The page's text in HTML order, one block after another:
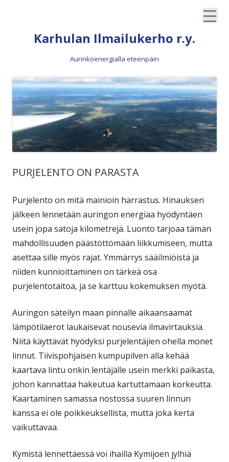
Karhulan Ilmailukerho r.y.
Aurinkoenergialla eteenpäin
PURJELENTO ON PARASTA
Purjelento on mitä mainioin harrastus. Hinauksen
jälkeen lennetään auringon energiaa hyödyntäen
usein jopa satoja kilometrejä. Luonto tarjoaa tämän
mahdollisuuden päästöttömään liikkumiseen, mutta
asettaa sille myös rajat. Ymmärrys sääilmiöistä ja
niiden kunnioittaminen on tärkeä osa
purjelentotaitoa, ja se karttuu kokemuksen myötä.
Auringon säteilyn maan pinnalle aikaansaamat
lämpötilaerot laukaisevat nousevia ilmavirtauksia.
Niitä käyttävät hyödyksi purjelentäjien ohella monet
linnut. Tiivispohjaisen kumpupilven alla kehää
kaartava lintu onkin lentäjälle usein merkki paikasta,
johon kannattaa hakeutua kartuttamaan korkeutta.
Kaartaminen samassa nostossa suuren linnun
kanssa ei ole poikkeuksellista, mutta joka kerta
vaikuttavaa.
Kymistä lennettäessä voi ihailla Kymijoen jylhiä